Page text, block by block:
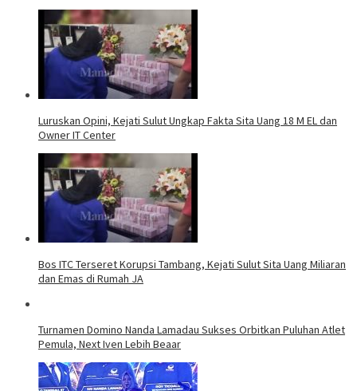
Luruskan Opini, Kejati Sulut Ungkap Fakta Sita Uang 18 M EL dan
Owner IT Center
Bos ITC Terseret Korupsi Tambang, Kejati Sulut Sita Uang Miliaran
dan Emas di Rumah JA
Turnamen Domino Nanda Lamadau Sukses Orbitkan Puluhan Atlet
Pemula, Next Iven Lebih Beaar